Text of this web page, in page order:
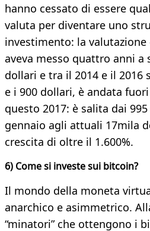
hanno cessato di essere
valuta per diventare uno
investimento: la
aveva messo quattro anni a
dollari e tra il 2014 e il 2016
e i 900 dollari, è andata
questo 2017: è salita dai
gennaio agli attuali 17mila
crescita di oltre il 1.600%.
6) Come si investe sui bitcoin?
Il mondo della moneta
anarchico e asimmetrico.
“minatori” che ottengono i